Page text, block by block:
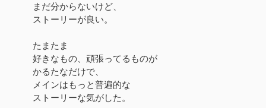
まだ分からないけど、
ストーリーが良い。
たまたま
好きなもの、頑張ってるものが
かるたなだけで、
メインはもっと普遍的な
ストーリーな気がした。